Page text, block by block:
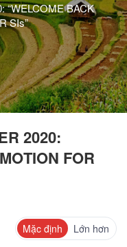
“WELCOME BACK
SIs”
2020:
FOR
Mặc định Lớn hơn